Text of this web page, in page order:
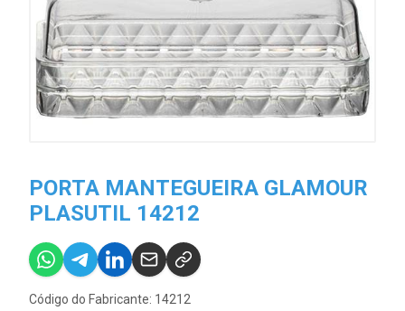
PORTA MANTEGUEIRA GLAMOUR
PLASUTIL 14212
Código do Fabricante: 14212